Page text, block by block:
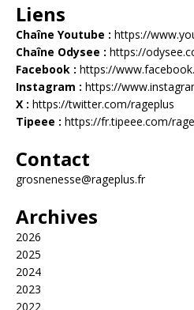
Liens
Chaîne Youtube : https://
Chaîne Odysee : https://
Facebook : https://
Instagram : https://
X : https://twitter.com/rageplus
Tipeee : https://fr.tipeee.com/
Contact
grosnenesse@rageplus.fr
Archives
2026
2025
2024
2023
2022